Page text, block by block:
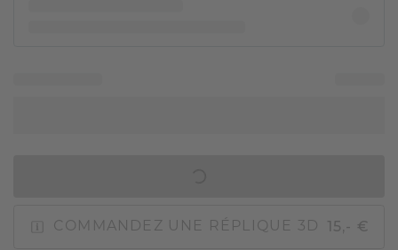
COMMANDEZ UNE RÉPLIQUE 3D 15,- €